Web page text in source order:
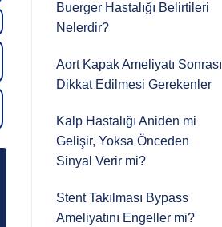
Buerger Hastalığı Belirtileri
Nelerdir?
Aort Kapak Ameliyatı Sonrası
Dikkat Edilmesi Gerekenler
Kalp Hastalığı Aniden mi
Gelişir, Yoksa Önceden
Sinyal Verir mi?
Stent Takılması Bypass
Ameliyatını Engeller mi?